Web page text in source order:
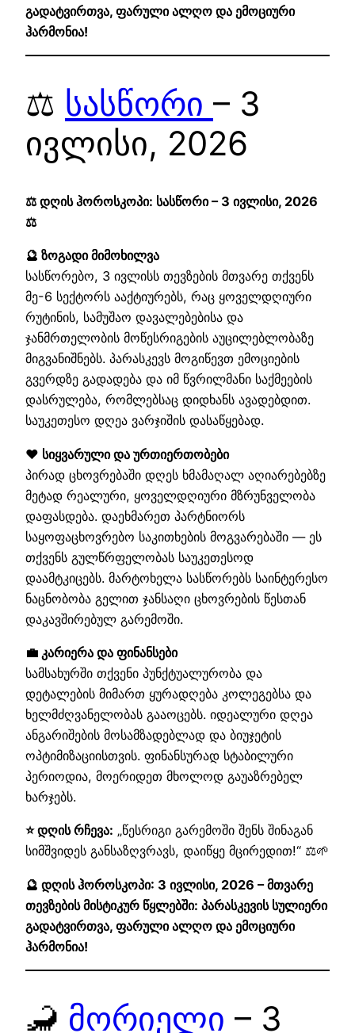
გადატვირთვა, ფარული ალღო და ემოციური
ჰარმონია!
⚖️ სასწორი – 3
ივლისი, 2026
⚖️ დღის ჰოროსკოპი: სასწორი – 3 ივლისი, 2026
⚖️
🔮 ზოგადი მიმოხილვა
სასწორებო, 3 ივლისს თევზების მთვარე თქვენს
მე-6 სექტორს ააქტიურებს, რაც ყოველდღიური
რუტინის, სამუშაო დავალებებისა და
ჯანმრთელობის მოწესრიგების აუცილებლობაზე
მიგვანიშნებს. პარასკევს მოგიწევთ ემოციების
გვერდზე გადადება და იმ წვრილმანი საქმეების
დასრულება, რომლებსაც დიდხანს ავადებდით.
საუკეთესო დღეა ვარჯიშის დასაწყებად.
❤️ სიყვარული და ურთიერთობები
პირად ცხოვრებაში დღეს ხმამაღალ აღიარებებზე
მეტად რეალური, ყოველდღიური მზრუნველობა
დაფასდება. დაეხმარეთ პარტნიორს
საყოფაცხოვრებო საკითხების მოგვარებაში — ეს
თქვენს გულწრფელობას საუკეთესოდ
დაამტკიცებს. მარტოხელა სასწორებს საინტერესო
ნაცნობობა გელით ჯანსაღი ცხოვრების წესთან
დაკავშირებულ გარემოში.
💼 კარიერა და ფინანსები
სამსახურში თქვენი პუნქტუალურობა და
დეტალების მიმართ ყურადღება კოლეგებსა და
ხელმძღვანელობას გააოცებს. იდეალური დღეა
ანგარიშების მოსამზადებლად და ბიუჯეტის
ოპტიმიზაციისთვის. ფინანსურად სტაბილური
პერიოდია, მოერიდეთ მხოლოდ გაუაზრებელ
ხარჯებს.
⭐ დღის რჩევა: „წესრიგი გარემოში შენს შინაგან
სიმშვიდეს განსაზღვრავს, დაიწყე მცირედით!“ ⚖️🌱
🔮 დღის ჰოროსკოპი: 3 ივლისი, 2026 – მთვარე
თევზების მისტიკურ წყლებში: პარასკევის სულიერი
გადატვირთვა, ფარული ალღო და ემოციური
ჰარმონია!
🦂 მორიელი – 3